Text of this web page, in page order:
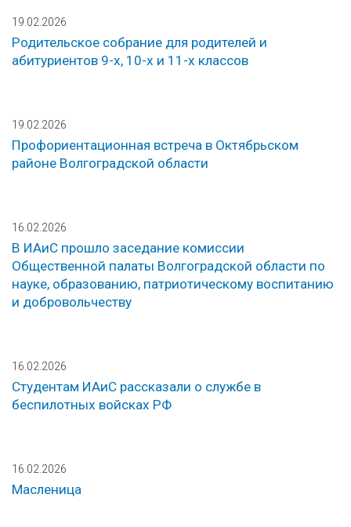
19.02.2026
Родительское собрание для родителей и
абитуриентов 9-х, 10-х и 11-х классов
19.02.2026
Профориентационная встреча в Октябрьском
районе Волгоградской области
16.02.2026
В ИАиС прошло заседание комиссии
Общественной палаты Волгоградской области по
науке, образованию, патриотическому воспитанию
и добровольчеству
16.02.2026
Студентам ИАиС рассказали о службе в
беспилотных войсках РФ
16.02.2026
Масленица